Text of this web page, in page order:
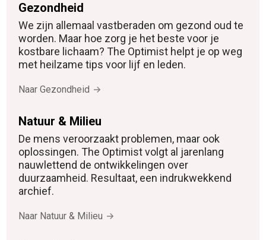
Gezondheid
We zijn allemaal vastberaden om gezond oud te
worden. Maar hoe zorg je het beste voor je
kostbare lichaam? The Optimist helpt je op weg
met heilzame tips voor lijf en leden.
Naar Gezondheid
Natuur & Milieu
De mens veroorzaakt problemen, maar ook
oplossingen. The Optimist volgt al jarenlang
nauwlettend de ontwikkelingen over
duurzaamheid. Resultaat, een indrukwekkend
archief.
Naar Natuur & Milieu